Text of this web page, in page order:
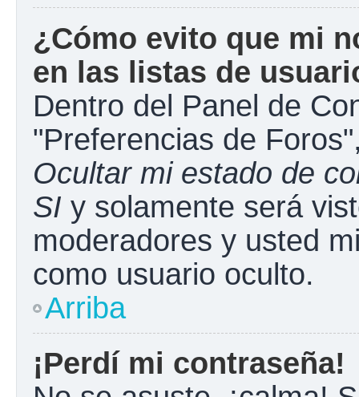
¿Cómo evito que mi
en las listas de
Dentro del Panel de
"Preferencias de
Ocultar mi estado de
SI y solamente será
moderadores y usted
como usuario oculto.
Arriba
¡Perdí mi contraseña!